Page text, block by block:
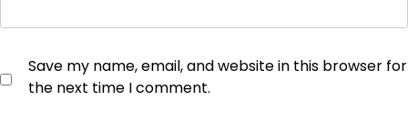
Save my name, email, and website in this browser for
the next time I comment.